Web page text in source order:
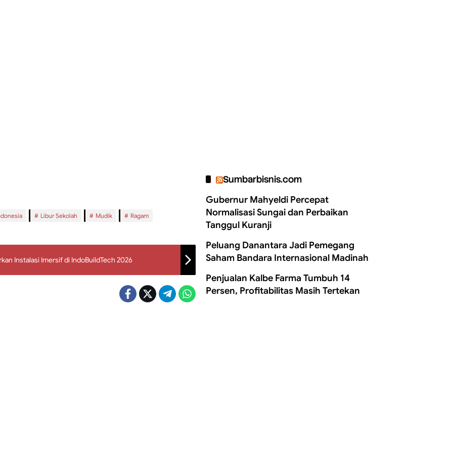
Sumbarbisnis.com
Gubernur Mahyeldi Percepat
Normalisasi Sungai dan Perbaikan
Tanggul Kuranji
Peluang Danantara Jadi Pemegang
Saham Bandara Internasional Madinah
Penjualan Kalbe Farma Tumbuh 14
Persen, Profitabilitas Masih Tertekan